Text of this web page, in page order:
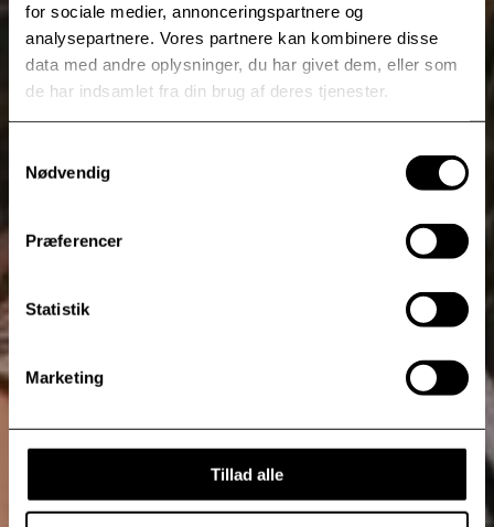
for sociale medier, annonceringspartnere og
analysepartnere. Vores partnere kan kombinere disse
data med andre oplysninger, du har givet dem, eller som
de har indsamlet fra din brug af deres tjenester.
Nødvendig
Præferencer
Statistik
Marketing
Tillad alle